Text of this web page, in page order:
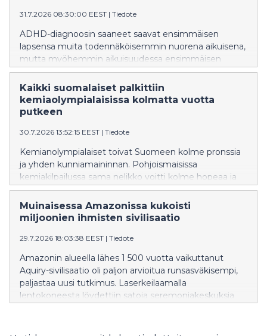
31.7.2026 08:30:00 EEST | Tiedote
ADHD-diagnoosin saaneet saavat ensimmäisen
lapsensa muita todennäköisemmin nuorena aikuisena,
mutta myöhemmin aikuisuudessa ensimmäisen
lapsen saaminen on heillä muita
epätodennäköisempää. ADHD-diagnoosin saaneet
ovat yleensä muita useammin lapsettomia.
Kaikki suomalaiset palkittiin
kemiaolympialaisissa kolmatta vuotta
putkeen
30.7.2026 13:52:15 EEST | Tiedote
Kemianolympialaiset toivat Suomeen kolme pronssia
ja yhden kunniamaininnan. Pohjoismaisissa
kemiakilpailussa sama nelikko voitti kolme hopeaa ja
yhden pronssin.
Muinaisessa Amazonissa kukoisti
miljoonien ihmisten sivilisaatio
29.7.2026 18:03:38 EEST | Tiedote
Amazonin alueella lähes 1 500 vuotta vaikuttanut
Aquiry-sivilisaatio oli paljon arvioitua runsasväkisempi,
paljastaa uusi tutkimus. Laserkeilaamalla
lentokoneesta löydettiin satoja seremoniakeskuksia